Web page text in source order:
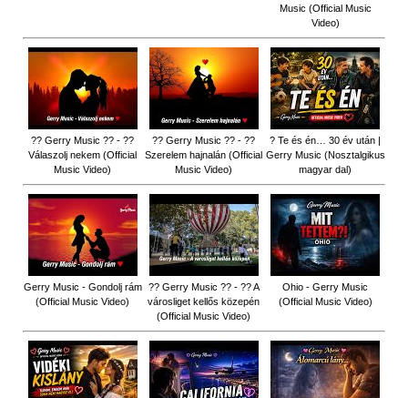
Music (Official Music
Video)
?? Gerry Music ?? - ??
Válaszolj nekem (Official
Music Video)
?? Gerry Music ?? - ??
Szerelem hajnalán (Official
Music Video)
? Te és én… 30 év után |
Gerry Music (Nosztalgikus
magyar dal)
Gerry Music - Gondolj rám
(Official Music Video)
?? Gerry Music ?? - ?? A
városliget kellős közepén
(Official Music Video)
Ohio - Gerry Music
(Official Music Video)